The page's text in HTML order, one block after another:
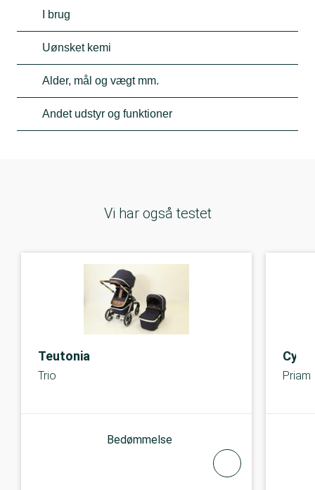
I brug
Uønsket kemi
Alder, mål og vægt mm.
Andet udstyr og funktioner
Vi har også testet
Teutonia
Trio
Bedømmelse
Priam